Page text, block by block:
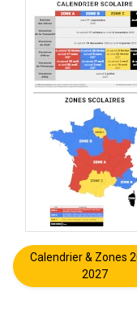
Calendrier & Zones
2027